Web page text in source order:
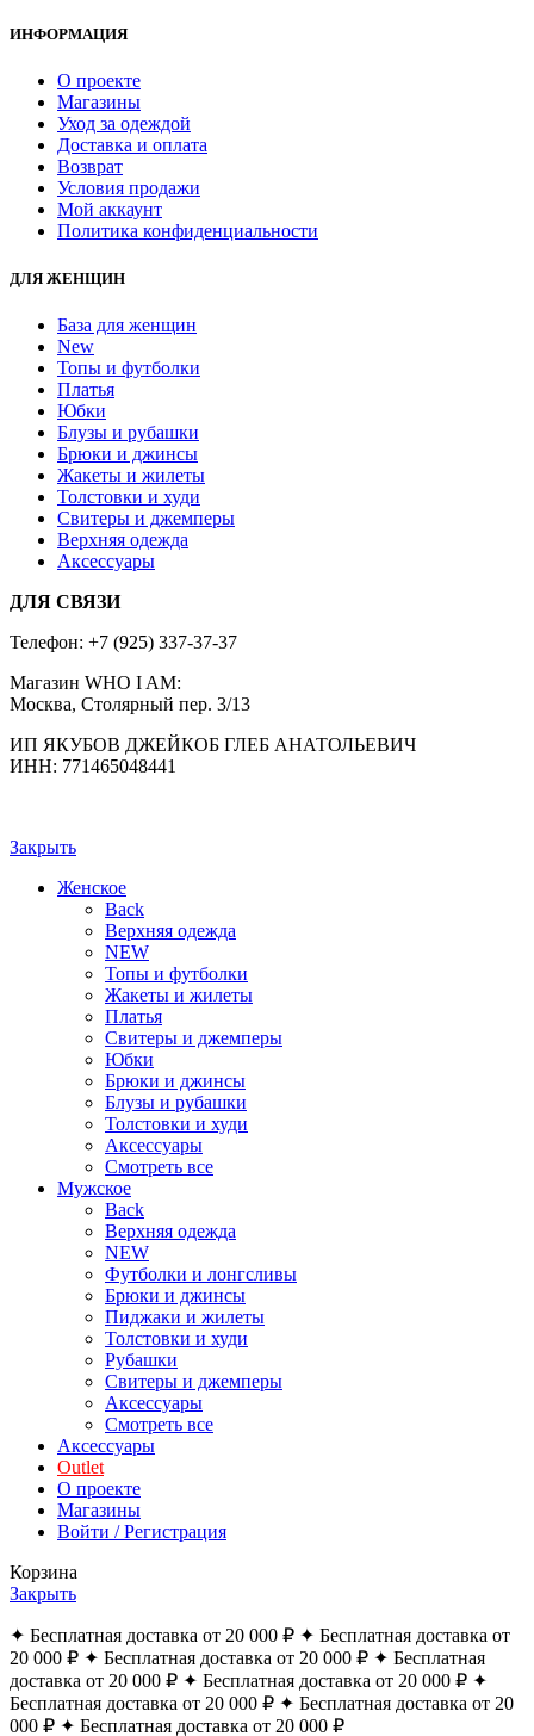
ИНФОРМАЦИЯ
О проекте
Магазины
Уход за одеждой
Доставка и оплата
Возврат
Условия продажи
Мой аккаунт
Политика конфиденциальности
ДЛЯ ЖЕНЩИН
База для женщин
New
Топы и футболки
Платья
Юбки
Блузы и рубашки
Брюки и джинсы
Жакеты и жилеты
Толстовки и худи
Свитеры и джемперы
Верхняя одежда
Аксессуары
ДЛЯ СВЯЗИ
Телефон: +7 (925) 337-37-37
Магазин WHO I AM:
Москва, Столярный пер. 3/13
ИП ЯКУБОВ ДЖЕЙКОБ ГЛЕБ АНАТОЛЬЕВИЧ
ИНН: 771465048441
Закрыть
Женское
Back
Верхняя одежда
NEW
Топы и футболки
Жакеты и жилеты
Платья
Свитеры и джемперы
Юбки
Брюки и джинсы
Блузы и рубашки
Толстовки и худи
Аксессуары
Смотреть все
Мужское
Back
Верхняя одежда
NEW
Футболки и лонгсливы
Брюки и джинсы
Пиджаки и жилеты
Толстовки и худи
Рубашки
Свитеры и джемперы
Аксессуары
Смотреть все
Аксессуары
Outlet
О проекте
Магазины
Войти / Регистрация
Корзина
Закрыть
✦ Бесплатная доставка от 20 000 ₽ ✦ Бесплатная доставка от
20 000 ₽ ✦ Бесплатная доставка от 20 000 ₽ ✦ Бесплатная
доставка от 20 000 ₽ ✦ Бесплатная доставка от 20 000 ₽ ✦
Бесплатная доставка от 20 000 ₽ ✦ Бесплатная доставка от 20
000 ₽ ✦ Бесплатная доставка от 20 000 ₽